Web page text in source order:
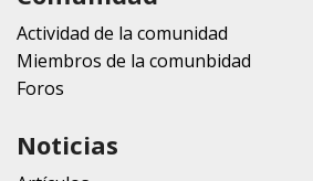
Actividad de la comunidad
Miembros de la comunbidad
Foros
Noticias